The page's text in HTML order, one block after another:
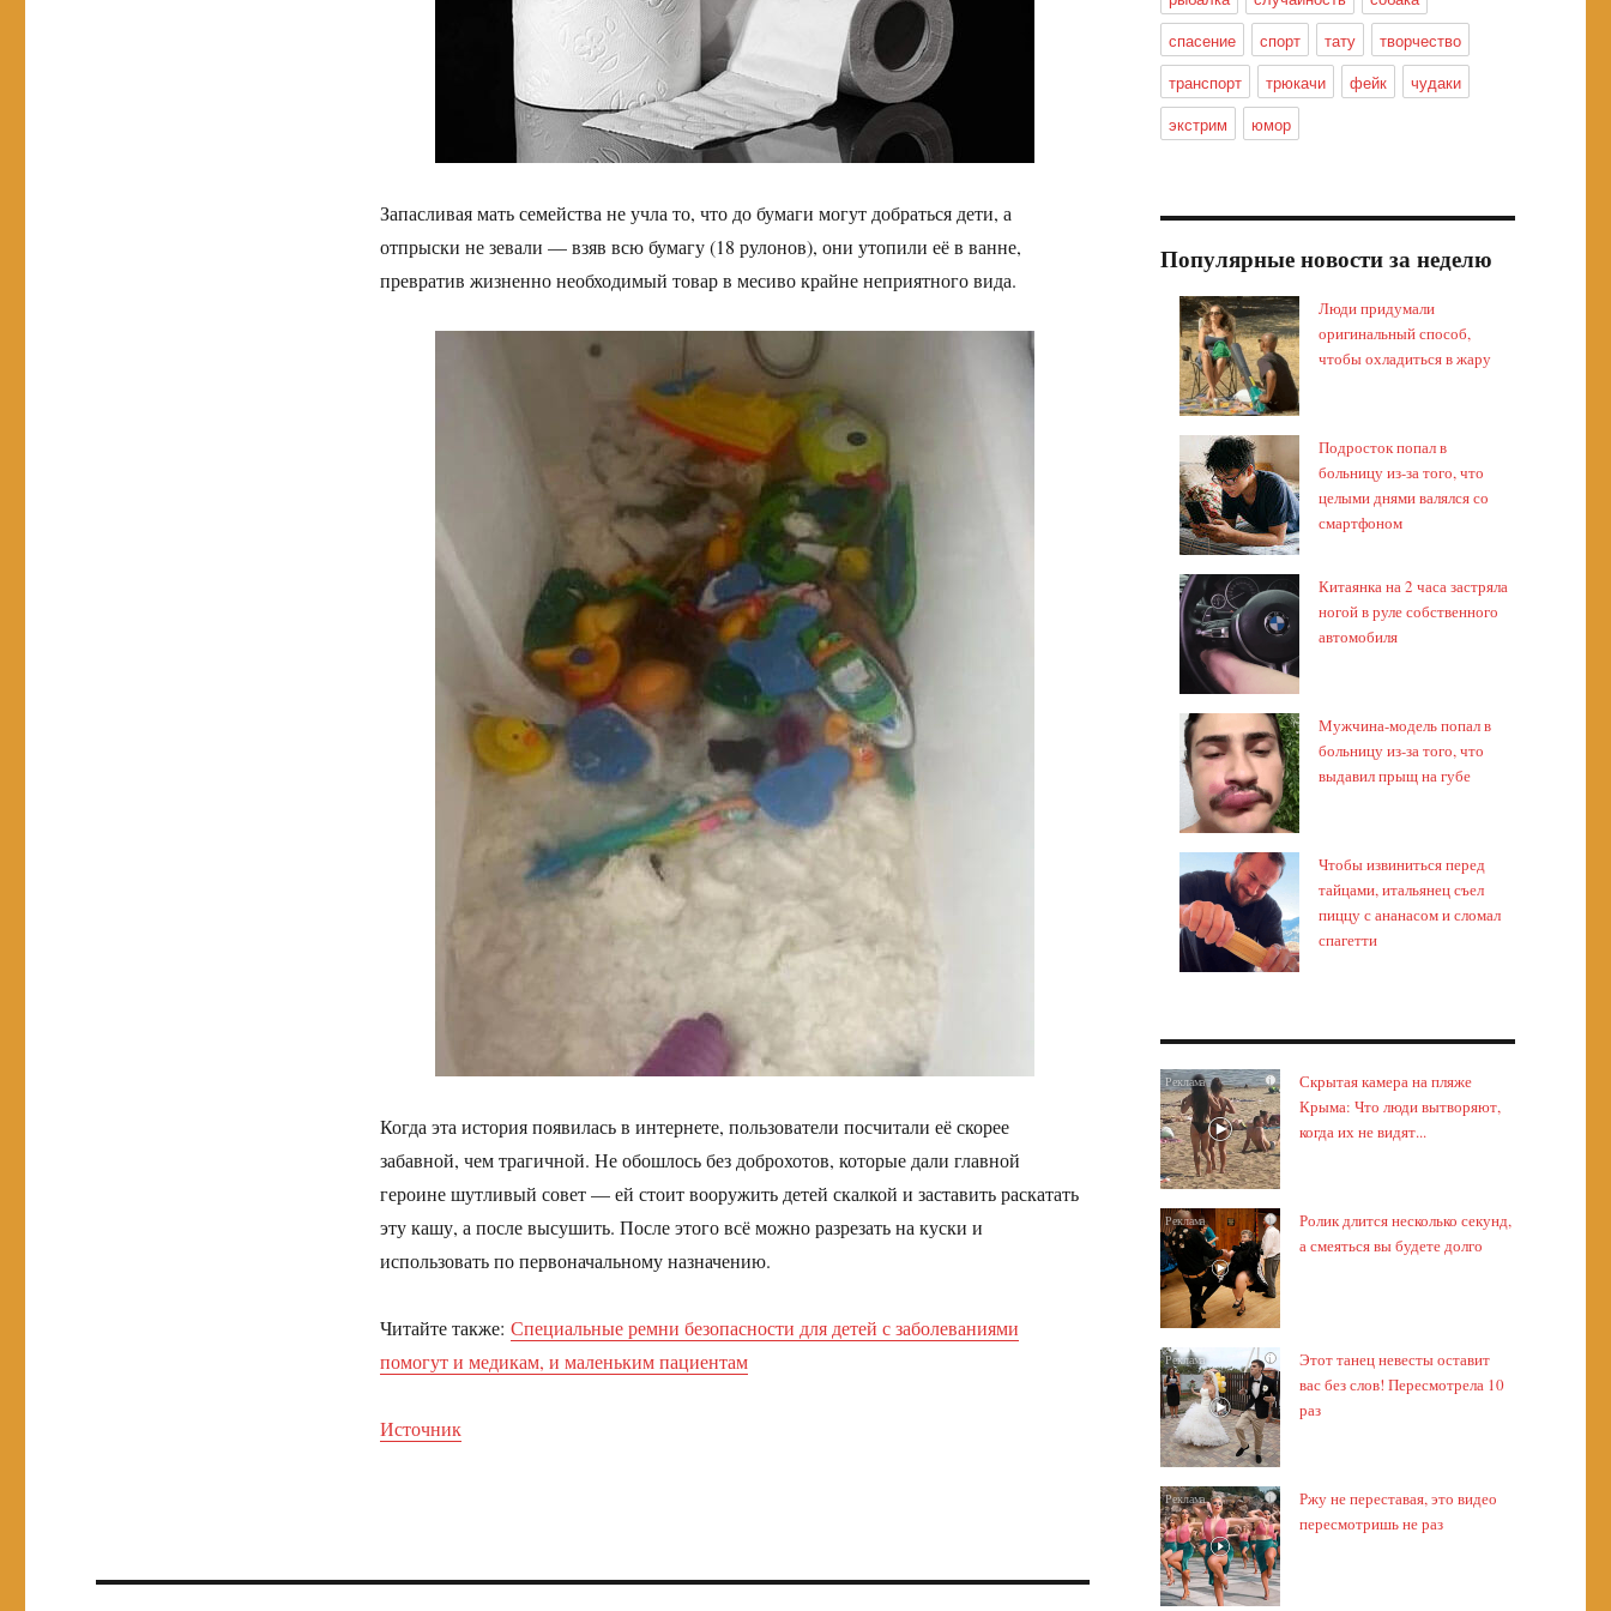
Запасливая мать семейства не учла то, что до бумаги могут добраться дети, а
отпрыски не зевали — взяв всю бумагу (18 рулонов), они утопили её в ванне,
превратив жизненно необходимый товар в месиво крайне неприятного вида.
Когда эта история появилась в интернете, пользователи посчитали её скорее
забавной, чем трагичной. Не обошлось без доброхотов, которые дали главной
героине шутливый совет — ей стоит вооружить детей скалкой и заставить раскатать
эту кашу, а после высушить. После этого всё можно разрезать на куски и
использовать по первоначальному назначению.
Читайте также: Специальные ремни безопасности для детей с заболеваниями
помогут и медикам, и маленьким пациентам
Источник
спасение
спорт тату
творчество
транспорт
трюкачи фейк
чудаки
экстрим
юмор
Популярные новости за неделю
Люди придумали
оригинальный способ,
чтобы охладиться в жару
Подросток попал в
больницу из-за того, что
целыми днями валялся со
смартфоном
Китаянка на 2 часа застряла
ногой в руле собственного
автомобиля
Мужчина-модель попал в
больницу из-за того, что
выдавил прыщ на губе
Чтобы извиниться перед
тайцами, итальянец съел
пиццу с ананасом и сломал
спагетти
i
Скрытая камера на пляже
Крыма: Что люди вытворяют,
когда их не видят...
i
Ролик длится несколько секунд,
а смеяться вы будете долго
i
Этот танец невесты оставит
вас без слов! Пересмотрела 10
раз
i
Ржу не переставая, это видео
пересмотришь не раз